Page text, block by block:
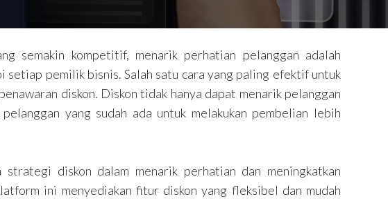
semakin kompetitif, menarik perhatian pelanggan adalah
setiap pemilik bisnis. Salah satu cara yang paling efektif untuk
diskon. Diskon tidak hanya dapat menarik pelanggan
yang sudah ada untuk melakukan pembelian lebih
strategi diskon dalam menarik perhatian dan meningkatkan
ini menyediakan fitur diskon yang fleksibel dan mudah